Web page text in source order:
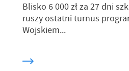
Blisko 6 000 zł za 27 dni
ruszy ostatni turnus
Wojskiem...